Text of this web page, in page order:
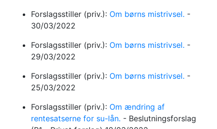
Forslagsstiller (priv.): Om børns mistrivsel. -
30/03/2022
Forslagsstiller (priv.): Om børns mistrivsel. -
29/03/2022
Forslagsstiller (priv.): Om børns mistrivsel. -
25/03/2022
Forslagsstiller (priv.): Om ændring af
rentesatserne for su-lån. - Beslutningsforslag